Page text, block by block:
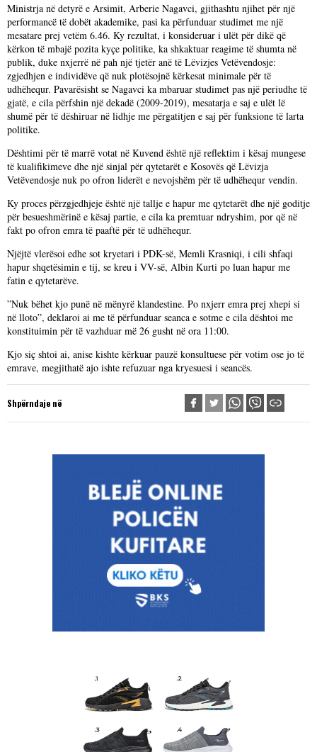
Ministrja në detyrë e Arsimit, Arberie Nagavci, gjithashtu njihet për një
performancë të dobët akademike, pasi ka përfunduar studimet me një
mesatare prej vetëm 6.46. Ky rezultat, i konsideruar i ulët për dikë që
kërkon të mbajë pozita kyçe politike, ka shkaktuar reagime të shumta në
publik, duke nxjerrë në pah një tjetër anë të Lëvizjes Vetëvendosje:
zgjedhjen e individëve që nuk plotësojnë kërkesat minimale për të
udhëhequr. Pavarësisht se Nagavci ka mbaruar studimet pas një periudhe të
gjatë, e cila përfshin një dekadë (2009-2019), mesatarja e saj e ulët lë
shumë për të dëshiruar në lidhje me përgatitjen e saj për funksione të larta
politike.
Dështimi për të marrë votat në Kuvend është një reflektim i kësaj mungese
të kualifikimeve dhe një sinjal për qytetarët e Kosovës që Lëvizja
Vetëvendosje nuk po ofron liderët e nevojshëm për të udhëhequr vendin.
Ky proces përzgjedhjeje është një tallje e hapur me qytetarët dhe një goditje
për besueshmërinë e kësaj partie, e cila ka premtuar ndryshim, por që në
fakt po ofron emra të paaftë për të udhëhequr.
Njëjtë vlerësoi edhe sot kryetari i PDK-së, Memli Krasniqi, i cili shfaqi
hapur shqetësimin e tij, se kreu i VV-së, Albin Kurti po luan hapur me
fatin e qytetarëve.
”Nuk bëhet kjo punë në mënyrë klandestine. Po nxjerr emra prej xhepi si
në lloto”, deklaroi ai me të përfunduar seanca e sotme e cila dështoi me
konstituimin për të vazhduar më 26 gusht në ora 11:00.
Kjo siç shtoi ai, anise kishte kërkuar pauzë konsultuese për votim ose jo të
emrave, megjithatë ajo ishte refuzuar nga kryesuesi i seancës.
Shpërndaje në